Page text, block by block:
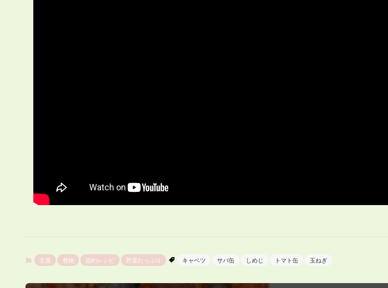
主菜 煮物 節約レシピ 野菜たっぷり キャベツ サバ缶 しめじ トマト缶 玉ねぎ